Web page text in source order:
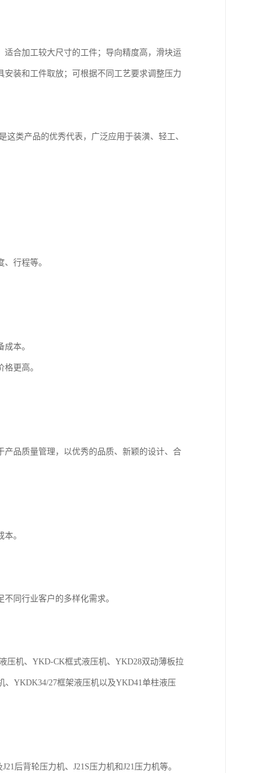
合加工较大尺寸的工件；导向精度高，滑块运
装和工件取放；可根据不同工艺要求调整压力
类产品的优秀代表，广泛应用于装潢、轻工、
行程等。
本。
更高。
品质量管理，以优秀的品质、新颖的设计、合
。
同行业客户的多样化需求。
压机、YKD-CK框式液压机、YKD28双动薄板拉
YKDK34/27框架液压机以及YKD41单柱液压
后背轮压力机、J21S压力机和J21压力机等。